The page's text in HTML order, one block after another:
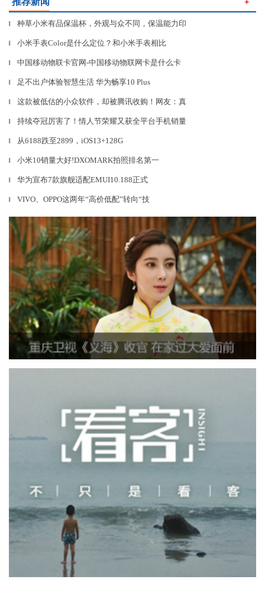
＋
▎ 种草小米有品保温杯，外观与众不同，保温能力印
▎ 小米手表Color是什么定位？和小米手表相比
▎ 中国移动物联卡官网-中国移动物联网卡是什么卡
▎ 足不出户体验智慧生活 华为畅享10 Plus
▎ 这款被低估的小众软件，却被腾讯收购！网友：真
▎ 持续夺冠厉害了！情人节荣耀又获全平台手机销量
▎ 从6188跌至2899，iOS13+128G
▎ 小米10销量大好!DXOMARK拍照排名第一
▎ 华为宣布7款旗舰适配EMUI10.188正式
▎ VIVO、OPPO这两年“高价低配”转向“技